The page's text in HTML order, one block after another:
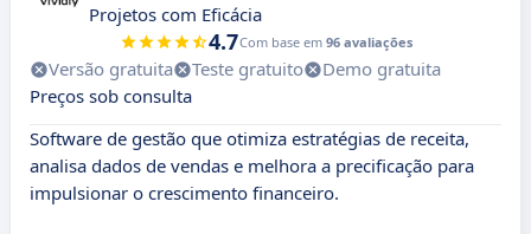
Projetos com Eficácia
4.7Com base em 96 avaliações
Versão gratuita Teste gratuito
Demo gratuita
Preços sob consulta
Software de gestão que otimiza estratégias de receita,
analisa dados de vendas e melhora a precificação para
impulsionar o crescimento financeiro.